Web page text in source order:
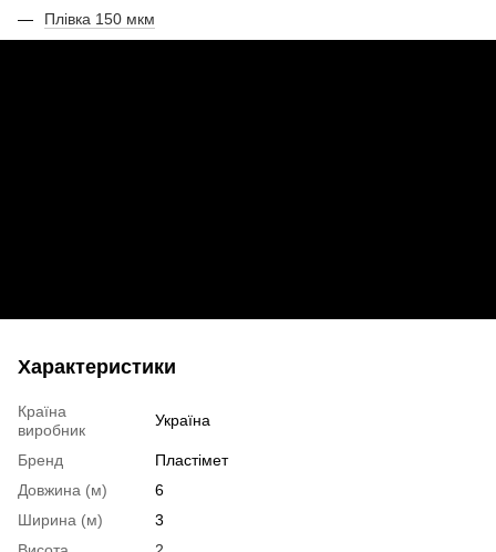
Плівка 150 мкм
Характеристики
Країна
виробник
Україна
Бренд
Пластімет
Довжина (м)
6
Ширина (м)
3